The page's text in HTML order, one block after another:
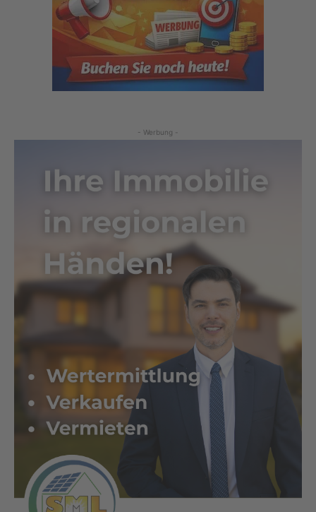
- Werbung -